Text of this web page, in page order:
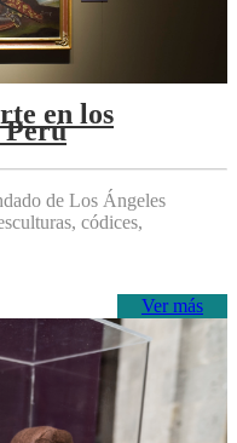
en los
de Los Ángeles
códices,
Ver más